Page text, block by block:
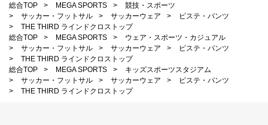
総合TOP > MEGA SPORTS >
競技・スポーツ
>
サッカー・フットサル > サッカーウェア >
ピステ・パンツ
>
THE THIRD ラインドクロストップ
総合TOP
> MEGA SPORTS >
ウェア・スポーツ・カジュアル
>
サッカー・フットサル > サッカーウェア >
ピステ・パンツ
>
THE THIRD ラインドクロストップ
総合TOP
> MEGA SPORTS >
キッズスポーツスタジアム
>
サッカー・フットサル > サッカーウェア >
ピステ・パンツ
>
THE THIRD ラインドクロストップ